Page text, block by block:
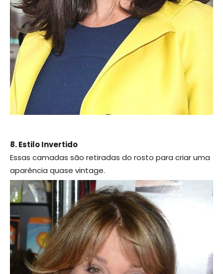
8. Estilo Invertido
Essas camadas são retiradas do rosto para criar uma
aparência quase vintage.